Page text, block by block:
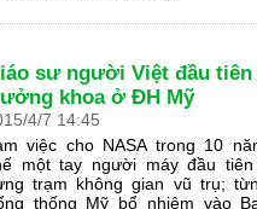
sư người Việt đầu tiên
khoa ở ĐH Mỹ
/4/7 14:45
việc cho NASA trong 10
một tay người máy đầu
trạm không gian vũ trụ;
thống Mỹ bổ nhiệm vào